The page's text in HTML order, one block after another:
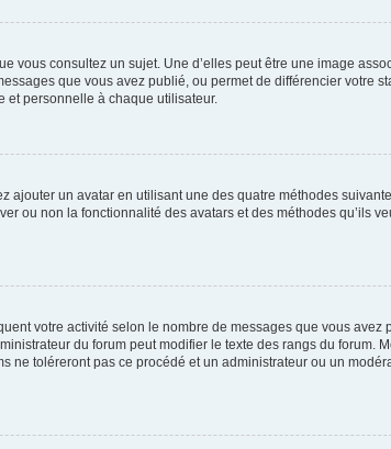
vous consultez un sujet. Une d’elles peut être une image
que vous avez publié, ou permet de différencier votre
et personnelle à chaque utilisateur.
ajouter un avatar en utilisant une des quatre méthodes
ou non la fonctionnalité des avatars et des méthodes qu’ils
votre activité selon le nombre de messages que vous
du forum peut modifier le texte des rangs du forum.
ne toléreront pas ce procédé et un administrateur ou un